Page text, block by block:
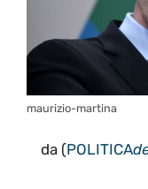
maurizio-martina
da (POLITICA